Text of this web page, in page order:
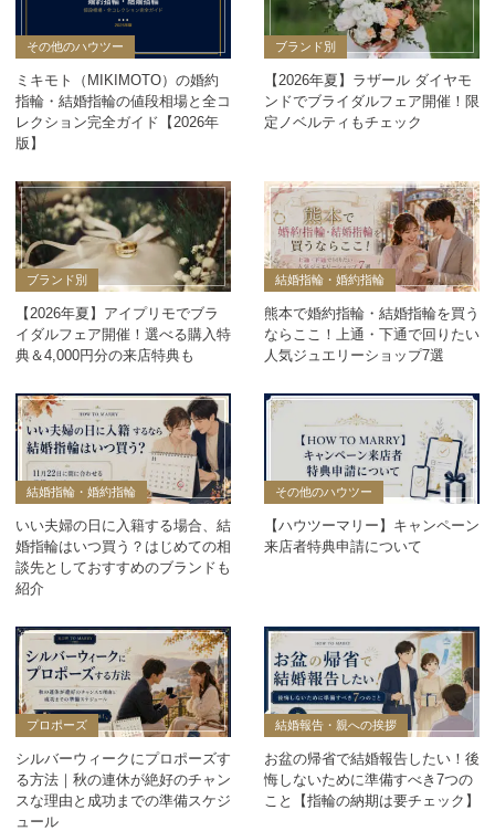
その他のハウツー
ミキモト（MIKIMOTO）の婚約
指輪・結婚指輪の値段相場と全コ
レクション完全ガイド【2026年
版】
ブランド別
【2026年夏】ラザール ダイヤモ
ンドでブライダルフェア開催！限
定ノベルティもチェック
ブランド別
【2026年夏】アイプリモでブラ
イダルフェア開催！選べる購入特
典＆4,000円分の来店特典も
結婚指輪・婚約指輪
熊本で婚約指輪・結婚指輪を買う
ならここ！上通・下通で回りたい
人気ジュエリーショップ7選
結婚指輪・婚約指輪
いい夫婦の日に入籍する場合、結
婚指輪はいつ買う？はじめての相
談先としておすすめのブランドも
紹介
その他のハウツー
【ハウツーマリー】キャンペーン
来店者特典申請について
プロポーズ
シルバーウィークにプロポーズす
る方法｜秋の連休が絶好のチャン
スな理由と成功までの準備スケジ
ュール
結婚報告・親への挨拶
お盆の帰省で結婚報告したい！後
悔しないために準備すべき7つの
こと【指輪の納期は要チェック】